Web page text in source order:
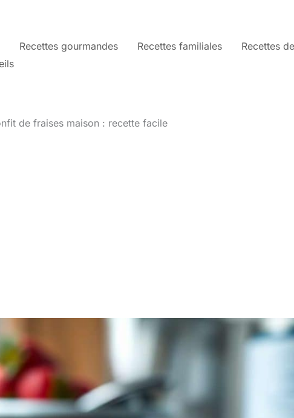
Recettes gourmandes Recettes familiales
Recettes
de fraises maison : recette facile